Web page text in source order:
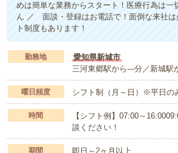
めは簡単な業務からスタート！医療行為は
ん ／ 面談・登録はお電話で！面倒な来社は
ト制度もあります！
勤務地
愛知県新城市
三河東郷駅から---分／新城駅
曜日頻度 シフト制（月～日）※平日の
時間
【シフト例】07:00～
談ください！
期間 即日～2ヶ月以上